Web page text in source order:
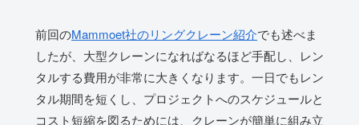
前回のMammoet社のリングクレーン紹介でも述べま
したが、大型クレーンになればなるほど手配し、レン
タルする費用が非常に大きくなります。一日でもレン
タル期間を短くし、プロジェクトへのスケジュールと
コスト短縮を図るためには、クレーンが簡単に組み立